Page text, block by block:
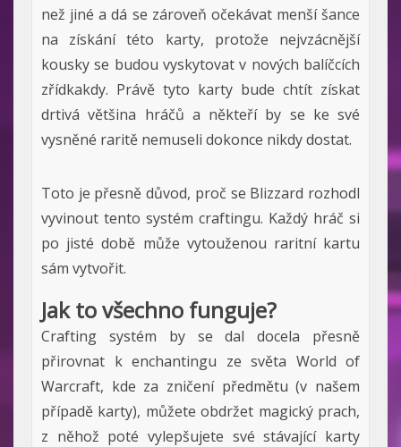
než jiné a dá se zároveň očekávat menší šance
na získání této karty, protože nejvzácnější
kousky se budou vyskytovat v nových balíčcích
zřídkakdy. Právě tyto karty bude chtít získat
drtivá většina hráčů a někteří by se ke své
vysněné raritě nemuseli dokonce nikdy dostat.
Toto je přesně důvod, proč se Blizzard rozhodl
vyvinout tento systém craftingu. Každý hráč si
po jisté době může vytouženou raritní kartu
sám vytvořit.
Jak to všechno funguje?
Crafting systém by se dal docela přesně
přirovnat k enchantingu ze světa World of
Warcraft, kde za zničení předmětu (v našem
případě karty), můžete obdržet magický prach,
z něhož poté vylepšujete své stávající karty